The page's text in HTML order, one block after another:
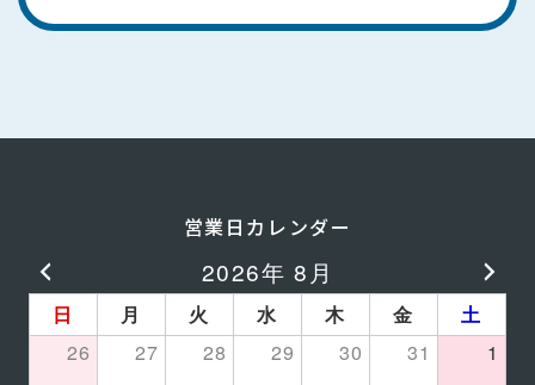
営業日カレンダー
2026年 8月
日 月 火 水 木 金
土
26
27 28 29 30 31 1